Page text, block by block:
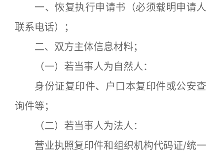
一、恢复执行申请书（必须载明申请人
联系电话）；
二、双方主体信息材料；
（一）若当事人为自然人：
身份证复印件、户口本复印件或公安查
询件等；
（二）若当事人为法人：
营业执照复印件和组织机构代码证/统一